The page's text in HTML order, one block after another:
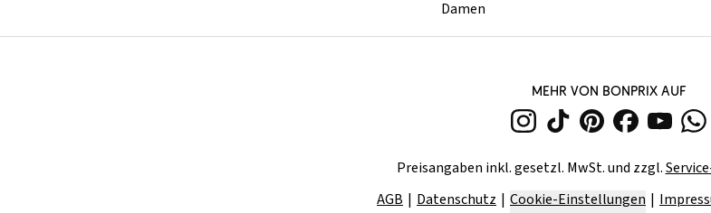
Damen
MEHR VON BONPRIX AUF
Preisangaben inkl. gesetzl. MwSt. und zzgl.
AGB
Datenschutz Cookie-Einstellungen